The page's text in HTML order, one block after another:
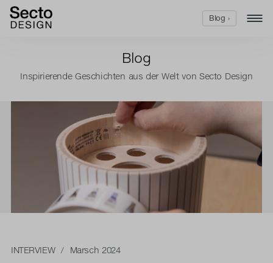
Blog
Inspirierende Geschichten aus der Welt von Secto Design
INTERVIEW/ Marsch 2024
Blog ›